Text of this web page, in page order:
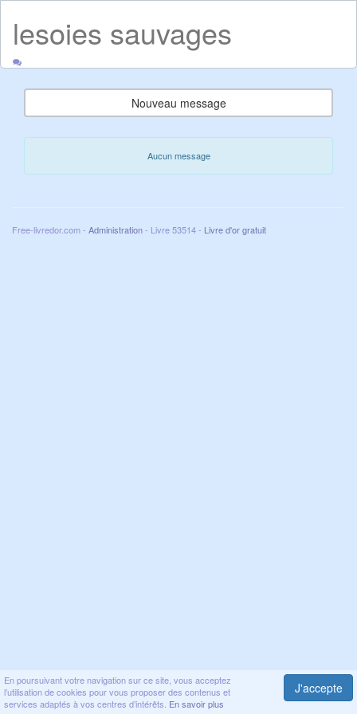
En poursuivant votre navigation sur ce site, vous acceptez
l’utilisation de cookies pour vous proposer des contenus et
services adaptés à vos centres d’intérêts. En savoir plus
J'accepte
lesoies sauvages
Nouveau message
Aucun message
Free-livredor.com - Administration- Livre 53514 - Livre d'or gratuit